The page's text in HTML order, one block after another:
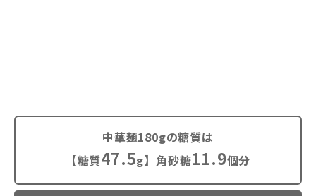
中華麺180gの糖質は
【糖質47.5g】角砂糖11.9個分